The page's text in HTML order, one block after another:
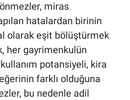
miras
hatalardan birinin
olarak eşit bölüştürmek
her gayrimenkulün
potansiyeli, kira
farklı olduğuna
bu nedenle adil